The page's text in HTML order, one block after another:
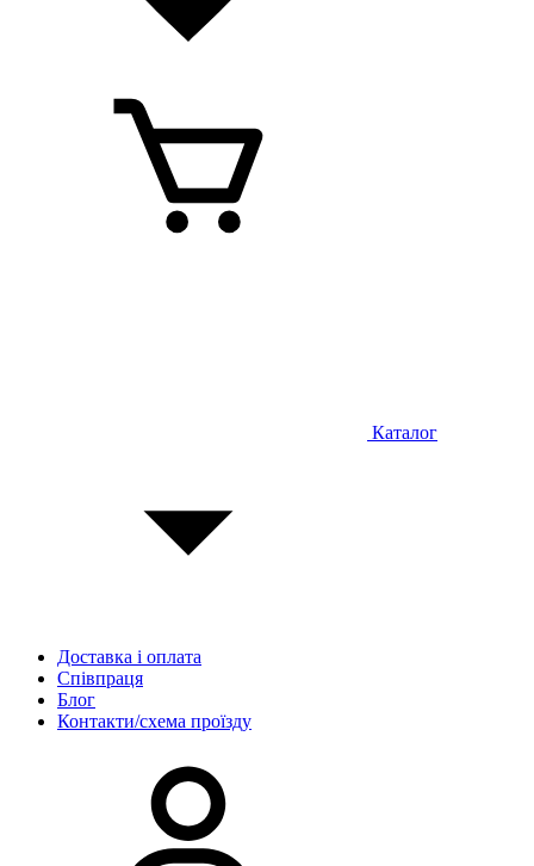
Каталог
Доставка і оплата
Співпраця
Блог
Контакти/схема проїзду